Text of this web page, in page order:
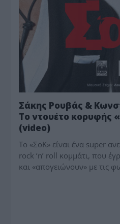
Σάκης Ρουβάς &
Το ντουέτο κορυφής
(video)
Το «ΣοΚ» είναι ένα super
rock ‘n’ roll κομμάτι, που
και «απογειώνουν» με τις